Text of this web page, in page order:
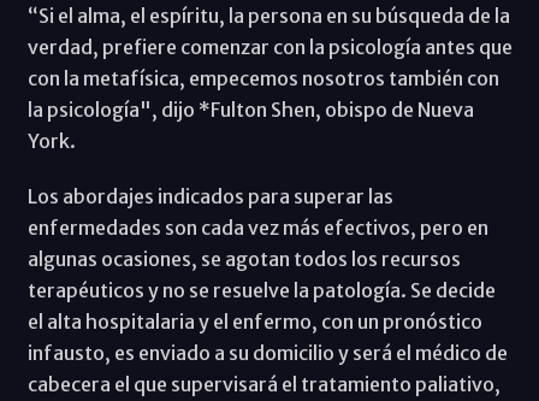
“Si el alma, el espíritu, la persona en su búsqueda de la
verdad, prefiere comenzar con la psicología antes que
con la metafísica, empecemos nosotros también con
la psicología", dijo *Fulton Shen, obispo de Nueva
York.
Los abordajes indicados para superar las
enfermedades son cada vez más efectivos, pero en
algunas ocasiones, se agotan todos los recursos
terapéuticos y no se resuelve la patología. Se decide
el alta hospitalaria y el enfermo, con un pronóstico
infausto, es enviado a su domicilio y será el médico de
cabecera el que supervisará el tratamiento paliativo,